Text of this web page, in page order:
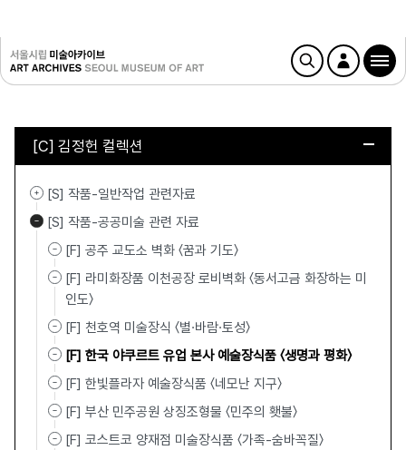
[C] 김정헌 컬렉션
[S] 작품-일반작업 관련자료
[S] 작품-공공미술 관련 자료
[F] 공주 교도소 벽화 〈꿈과 기도〉
[F] 라미화장품 이천공장 로비벽화 〈동서고금 화장하는 미
인도〉
[F] 천호역 미술장식 〈별·바람·토성〉
[F] 한국 야쿠르트 유업 본사 예술장식품 〈생명과 평화〉
[F] 한빛플라자 예술장식품 〈네모난 지구〉
[F] 부산 민주공원 상징조형물 〈민주의 횃불〉
[F] 코스트코 양재점 미술장식품 〈가족-숨바꼭질〉